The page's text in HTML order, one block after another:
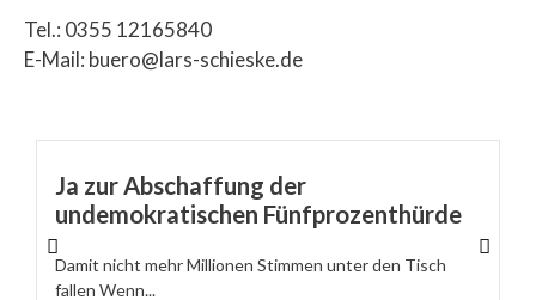
Tel.: 0355 12165840
E-Mail: buero@lars-schieske.de
Ja zur Abschaffung der
undemokratischen Fünfprozenthürde
Damit nicht mehr Millionen Stimmen unter den Tisch
fallen Wenn...